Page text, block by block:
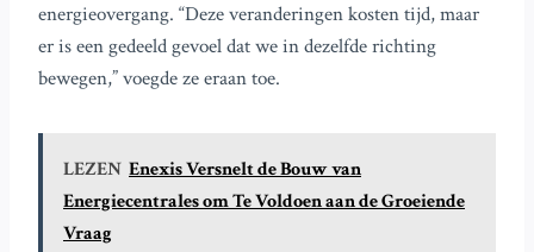
energieovergang. “Deze veranderingen kosten tijd, maar
er is een gedeeld gevoel dat we in dezelfde richting
bewegen,” voegde ze eraan toe.
LEZEN Enexis Versnelt de Bouw van
Energiecentrales om Te Voldoen aan de Groeiende
Vraag